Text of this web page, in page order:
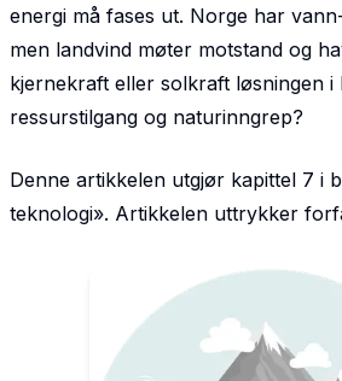
energi må fases ut. Norge har
men landvind møter motstand og
kjernekraft eller solkraft løsningen i
ressurstilgang og naturinngrep?
Denne artikkelen utgjør kapittel 7 i
teknologi». Artikkelen uttrykker